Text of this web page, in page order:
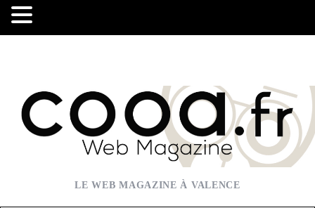
LE WEB MAGAZINE À VALENCE